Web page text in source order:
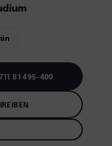
81 495-400